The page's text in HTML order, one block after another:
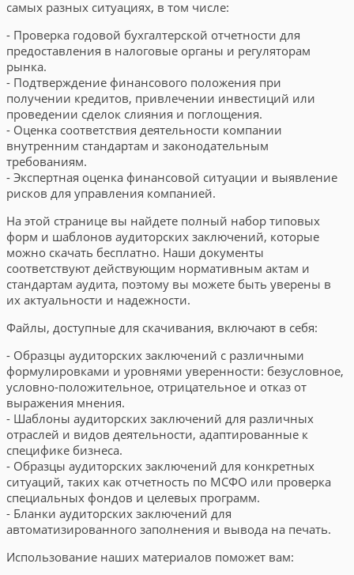
самых разных ситуациях, в том числе:
- Проверка годовой бухгалтерской отчетности для
предоставления в налоговые органы и регуляторам
рынка.
- Подтверждение финансового положения при
получении кредитов, привлечении инвестиций или
проведении сделок слияния и поглощения.
- Оценка соответствия деятельности компании
внутренним стандартам и законодательным
требованиям.
- Экспертная оценка финансовой ситуации и выявление
рисков для управления компанией.
На этой странице вы найдете полный набор типовых
форм и шаблонов аудиторских заключений, которые
можно скачать бесплатно. Наши документы
соответствуют действующим нормативным актам и
стандартам аудита, поэтому вы можете быть уверены в
их актуальности и надежности.
Файлы, доступные для скачивания, включают в себя:
- Образцы аудиторских заключений с различными
формулировками и уровнями уверенности: безусловное,
условно-положительное, отрицательное и отказ от
выражения мнения.
- Шаблоны аудиторских заключений для различных
отраслей и видов деятельности, адаптированные к
специфике бизнеса.
- Образцы аудиторских заключений для конкретных
ситуаций, таких как отчетность по МСФО или проверка
специальных фондов и целевых программ.
- Бланки аудиторских заключений для
автоматизированного заполнения и вывода на печать.
Использование наших материалов поможет вам: